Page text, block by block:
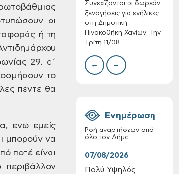
οι
ή τη
29, α΄
το
πέντε θα
ενώ εμείς
μπορούν να
ποτέ είναι
περιβάλλον
Τακτική συνεδρίαση
Συνεχίζονται οι δωρεάν
ξεναγήσεις για ενήλικες
στη Δημοτική
Πινακοθήκη Χανίων: Την
Τρίτη 11/08
← →
Ενημέρωση
Ροή αναρτήσεων από
όλο τον Δήμο
07/08/2026
Πολύ Υψηλός